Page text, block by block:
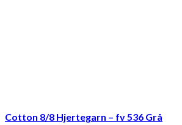
Cotton 8/8 Hjertegarn – fv 536 Grå